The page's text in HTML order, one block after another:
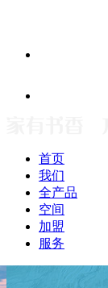
首页
我们
全产品
空间
加盟
服务